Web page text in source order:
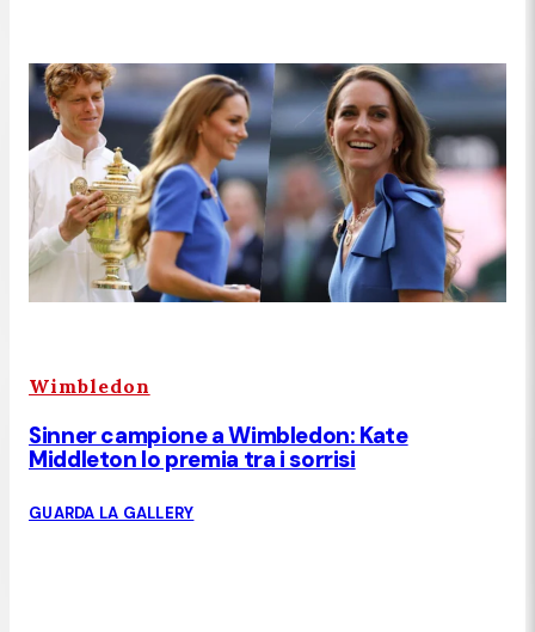
Wimbledon
Sinner campione a Wimbledon: Kate
Middleton lo premia tra i sorrisi
GUARDA LA GALLERY